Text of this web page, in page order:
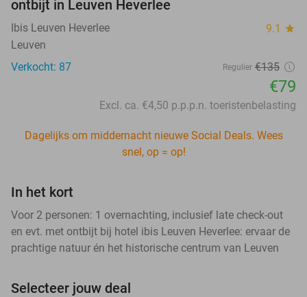
ontbijt in Leuven Heverlee
Ibis Leuven Heverlee 9.1 star
Leuven
Verkocht: 87
Regulier €135
€79
Excl. ca. €4,50 p.p.p.n. toeristenbelasting
Dagelijks om middernacht nieuwe Social Deals. Wees
snel, op = op!
In het kort
Voor 2 personen: 1 overnachting, inclusief late check-out
en evt. met ontbijt bij hotel ibis Leuven Heverlee: ervaar de
prachtige natuur én het historische centrum van Leuven
Selecteer jouw deal